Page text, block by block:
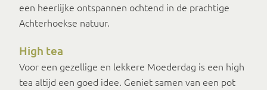
een heerlijke ontspannen ochtend in de prachtige
Achterhoekse natuur.
High tea
Voor een gezellige en lekkere Moederdag is een high
tea altijd een goed idee. Geniet samen van een pot